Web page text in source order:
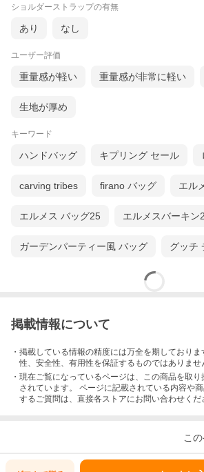
ショルダーストラップの有無
あり なし
ユーザー評価
重量感が軽い 重量感が非常に軽い
生地が厚め
キーワード
ハンドバッグ キプリング セール
carving tribes firano バッグ エル
エルメス バッグ25 エルメスバーキン
ガーデンパーティー風 バッグ グッチ
掲載情報について
・掲載している情報の精度には万全を期しており
性、安全性、有用性を保証するものではありませ
・現在ご覧になっているページは、この商品を取り
されています。 ページに記載されている内容や
するご質問は、直接各ストアにお問い合わせくだ
こ